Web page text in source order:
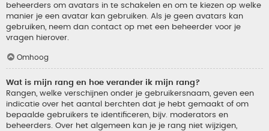
beheerders om avatars in te schakelen en om te kiezen op welke
manier je een avatar kan gebruiken. Als je geen avatars kan
gebruiken, neem dan contact op met een beheerder voor je
vragen hierover.
Omhoog
Wat is mijn rang en hoe verander ik mijn rang?
Rangen, welke verschijnen onder je gebruikersnaam, geven een
indicatie over het aantal berchten dat je hebt gemaakt of om
bepaalde gebruikers te identificeren, bijv. moderators en
beheerders. Over het algemeen kan je je rang niet wijzigen,